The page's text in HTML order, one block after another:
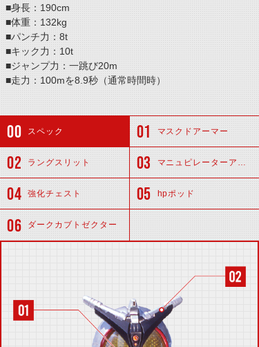
■身長：190cm
■体重：132kg
■パンチ力：8t
■キック力：10t
■ジャンプ力：一跳び20m
■走力：100mを8.9秒（通常時間時）
スペック マスクドアーマー
ラングスリット マニュピレーターアーム
強化チェスト hpポッド
ダークカブトゼクター